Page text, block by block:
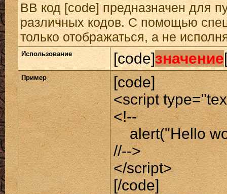
BB код [code] предназначен для
различных кодов. С помощью
только отображаться, а не
Использование [code]значение
Пример
[code]
<script
<!--
alert("Hello
//-->
</script>
[/code]